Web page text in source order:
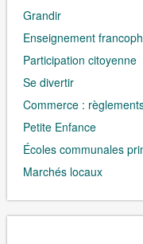
Grandir
Enseignement
Participation citoyenne
Se divertir
Commerce :
Petite Enfance
Écoles communales
Marchés locaux